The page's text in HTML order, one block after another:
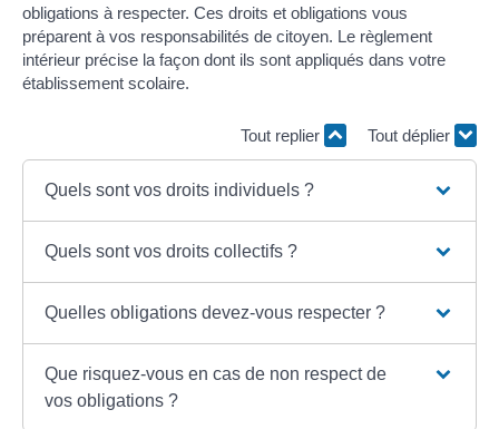
obligations à respecter. Ces droits et obligations vous
préparent à vos responsabilités de citoyen. Le règlement
intérieur précise la façon dont ils sont appliqués dans votre
établissement scolaire.
Tout replier Tout déplier
Quels sont vos droits individuels ?
Quels sont vos droits collectifs ?
Quelles obligations devez-vous respecter ?
Que risquez-vous en cas de non respect de
vos obligations ?